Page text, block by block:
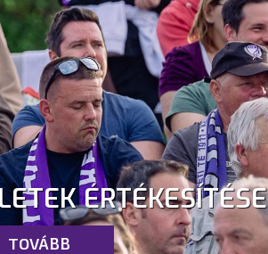
ÉRTÉKESÍTÉSE
TOVÁBB